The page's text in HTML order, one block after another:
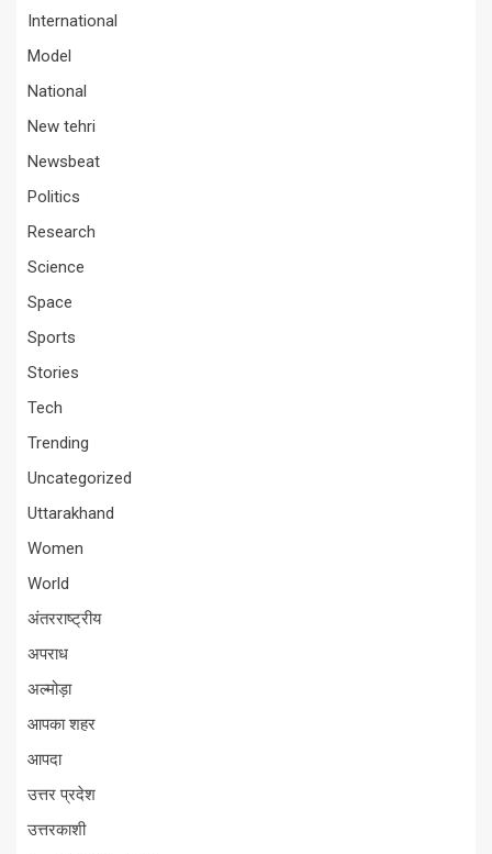
International
Model
National
New tehri
Newsbeat
Politics
Research
Science
Space
Sports
Stories
Tech
Trending
Uncategorized
Uttarakhand
Women
World
अंतरराष्ट्रीय
अपराध
अल्मोड़ा
आपका शहर
आपदा
उत्तर प्रदेश
उत्तरकाशी